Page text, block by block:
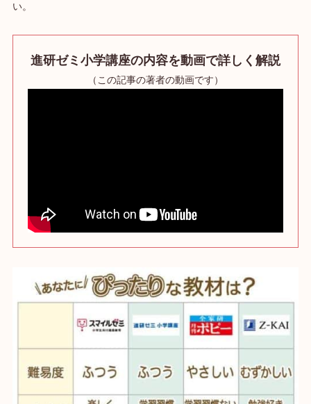
い。
進研ゼミ小学講座の内容を動画で詳しく解説
（この記事の著者の動画です）